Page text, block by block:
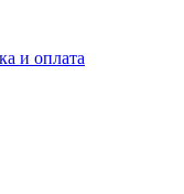
и оплата